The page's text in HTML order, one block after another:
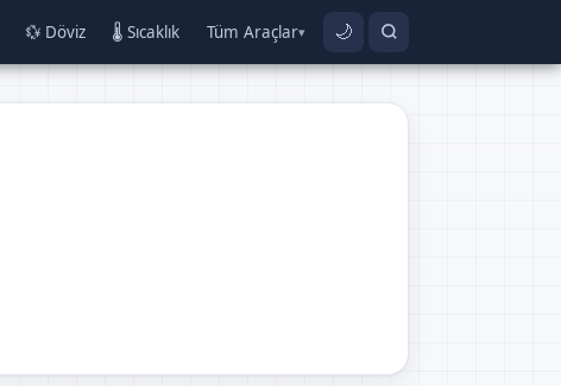
💱 Döviz 🌡️ Sıcaklık Tüm Araçlar▾ 🌙